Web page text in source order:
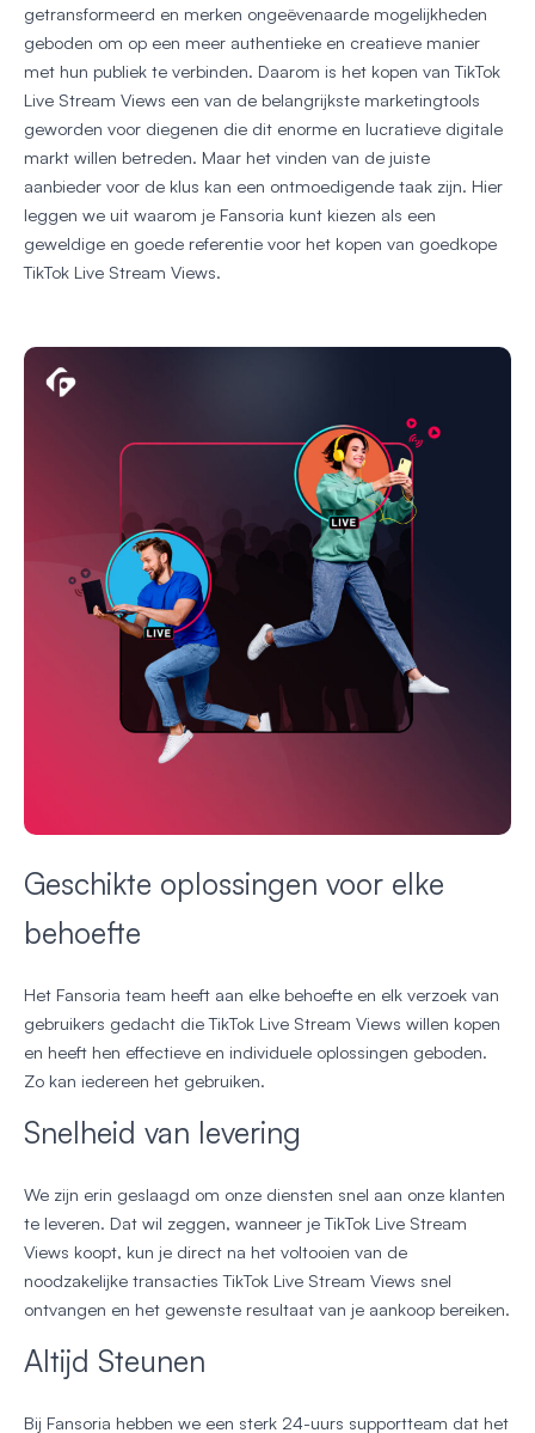
getransformeerd en merken ongeëvenaarde mogelijkheden
geboden om op een meer authentieke en creatieve manier
met hun publiek te verbinden. Daarom is het kopen van TikTok
Live Stream Views een van de belangrijkste marketingtools
geworden voor diegenen die dit enorme en lucratieve digitale
markt willen betreden. Maar het vinden van de juiste
aanbieder voor de klus kan een ontmoedigende taak zijn. Hier
leggen we uit waarom je Fansoria kunt kiezen als een
geweldige en goede referentie voor het kopen van goedkope
TikTok Live Stream Views.
Geschikte oplossingen voor elke
behoefte
Het Fansoria team heeft aan elke behoefte en elk verzoek van
gebruikers gedacht die TikTok Live Stream Views willen kopen
en heeft hen effectieve en individuele oplossingen geboden.
Zo kan iedereen het gebruiken.
Snelheid van levering
We zijn erin geslaagd om onze diensten snel aan onze klanten
te leveren. Dat wil zeggen, wanneer je TikTok Live Stream
Views koopt, kun je direct na het voltooien van de
noodzakelijke transacties TikTok Live Stream Views snel
ontvangen en het gewenste resultaat van je aankoop bereiken.
Altijd Steunen
Bij Fansoria hebben we een sterk 24-uurs supportteam dat het